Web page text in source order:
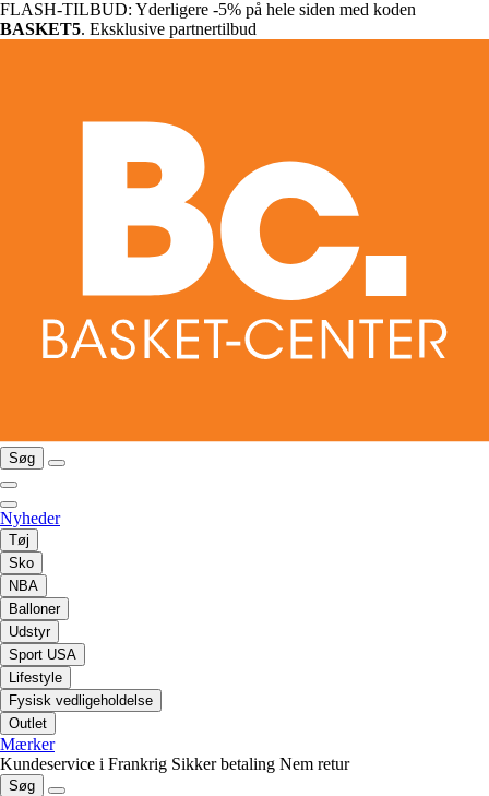
FLASH-TILBUD: Yderligere -5% på hele siden med koden
BASKET5. Eksklusive partnertilbud
Søg
Nyheder
Tøj
Sko
NBA
Balloner
Udstyr
Sport USA
Lifestyle
Fysisk vedligeholdelse
Outlet
Mærker
Kundeservice i Frankrig Sikker betaling Nem retur
Søg